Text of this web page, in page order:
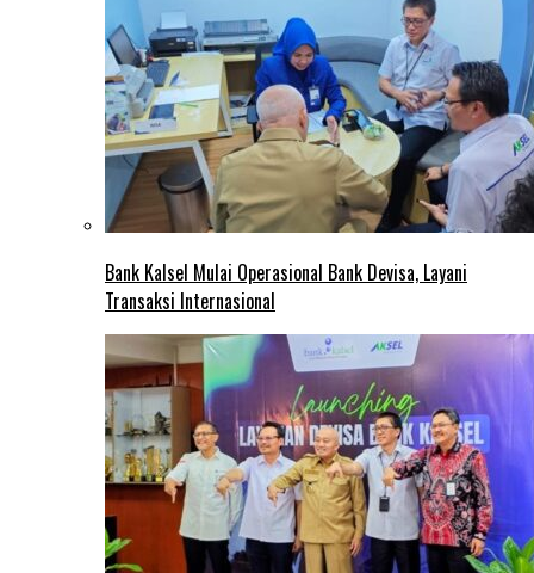
Bank Kalsel Mulai Operasional Bank Devisa, Layani
Transaksi Internasional